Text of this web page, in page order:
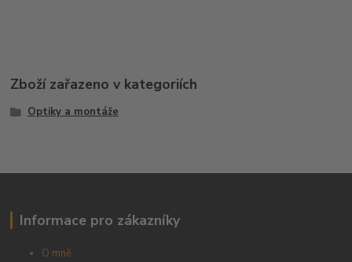
Zboží zařazeno v kategoriích
Optiky a montáže
Informace pro zákazníky
O mně